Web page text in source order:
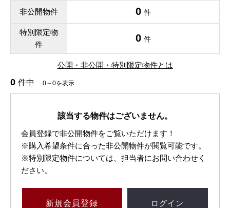
非公開物件 0 件
特別限定物
件
0 件
公開・非公開・特別限定物件とは
0 件中 0～0を表示
該当する物件はございません。
会員登録で非公開物件をご覧いただけます！
※購入希望条件に合った非公開物件が閲覧可能です。
※特別限定物件については、担当者にお問い合わせく
ださい。
新規会員登録 ログイン